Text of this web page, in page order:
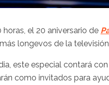
el 20 aniversario de
longevos de la
este especial contará
como invitados para